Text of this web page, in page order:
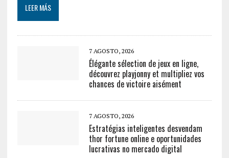
LEER MÁS
7 AGOSTO, 2026
Élégante sélection de jeux en ligne,
découvrez playjonny et multipliez vos
chances de victoire aisément
7 AGOSTO, 2026
Estratégias inteligentes desvendam
thor fortune online e oportunidades
lucrativas no mercado digital